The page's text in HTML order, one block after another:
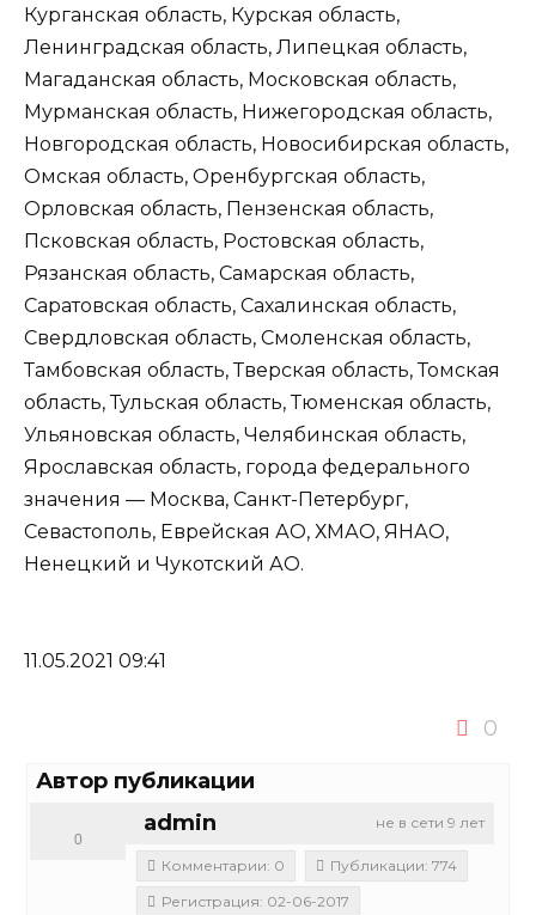
Курганская область, Курская область,
Ленинградская область, Липецкая область,
Магаданская область, Московская область,
Мурманская область, Нижегородская область,
Новгородская область, Новосибирская область,
Омская область, Оренбургская область,
Орловская область, Пензенская область,
Псковская область, Ростовская область,
Рязанская область, Самарская область,
Саратовская область, Сахалинская область,
Свердловская область, Смоленская область,
Тамбовская область, Тверская область, Томская
область, Тульская область, Тюменская область,
Ульяновская область, Челябинская область,
Ярославская область, города федерального
значения — Москва, Санкт-Петербург,
Севастополь, Еврейская АО, ХМАО, ЯНАО,
Ненецкий и Чукотский АО.
11.05.2021 09:41
0
Автор публикации
не в сети 9 лет
admin
0
Комментарии: 0
Публикации: 774
Регистрация: 02-06-2017